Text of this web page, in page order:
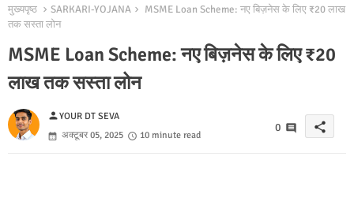
मुख्यपृष्ठ SARKARI-YOJANA
MSME Loan Scheme: नए बिज़नेस के लिए ₹20 लाख
तक सस्ता लोन
MSME Loan Scheme: नए बिज़नेस के लिए ₹20
लाख तक सस्ता लोन
personYOUR DT SEVA
अक्टूबर 05, 2025
10 minute read
0 share